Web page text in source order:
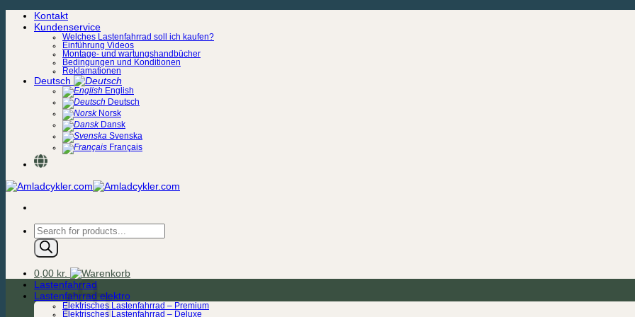
Zum
Inhalt
Kontakt
Kundenservice
Welches Lastenfahrrad soll ich kaufen?
Einführung Videos
Montage- und wartungshandbücher
Bedingungen und Konditionen
Reklamationen
Deutsch
English
Deutsch
Norsk
Dansk
Svenska
Français
Products
search
0,00 kr.
Lastenfahrrad
Lastenfahrrad elektro
Elektrisches Lastenfahrrad – Premium
Elektrisches Lastenfahrrad – Deluxe